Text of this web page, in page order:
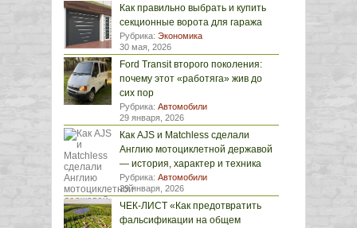
Как правильно выбрать и купить
секционные ворота для гаража
Рубрика: Экономика
30 мая, 2026
Ford Transit второго поколения:
почему этот «работяга» жив до
сих пор
Рубрика: Автомобили
29 января, 2026
Как AJS и Matchless сделали
Англию мотоциклетной державой
— история, характер и техника
Рубрика: Автомобили
29 января, 2026
ЧЕК-ЛИСТ «Как предотвратить
фальсификации на общем